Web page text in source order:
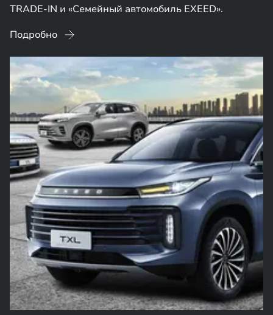
TRADE-IN и «Семейный автомобиль EXEED».
Подробно